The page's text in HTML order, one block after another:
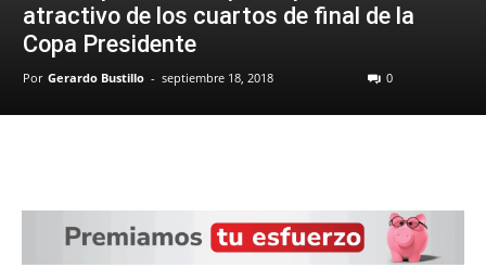
atractivo de los cuartos de final de la
Copa Presidente
Por Gerardo Bustillo - septiembre 18, 2018 0